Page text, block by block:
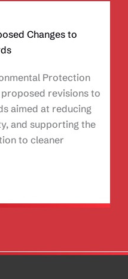
Changes to
Protection
proposed revisions to
aimed at reducing
and supporting the
to cleaner